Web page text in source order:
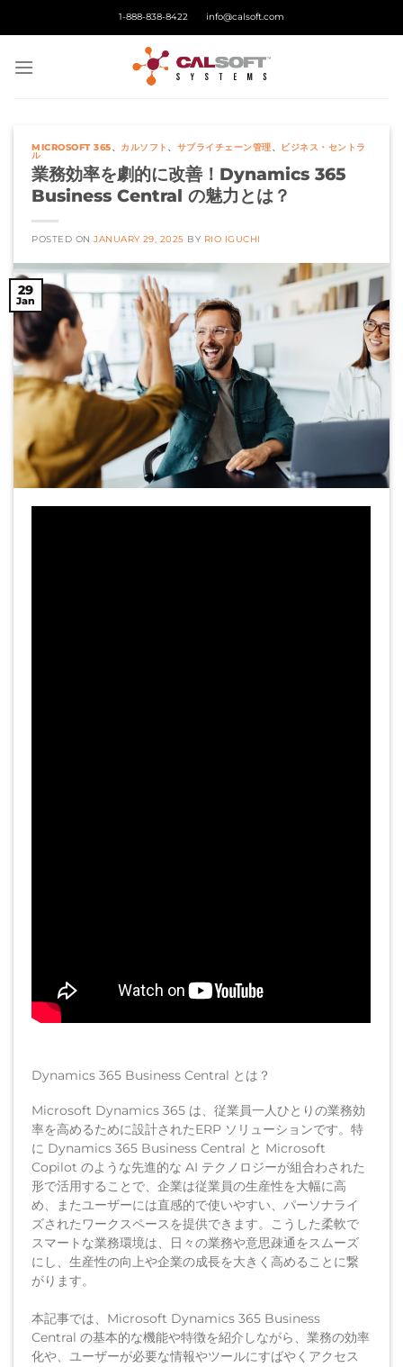
1-888-838-8422 info@calsoft.com
MICROSOFT 365、 カルソフト 、 サプライチェーン管理、
ビジネス・セントラ
ル
業務効率を劇的に改善！Dynamics 365
Business Central の魅力とは？
POSTED ONJANUARY 29, 2025 BY RIO IGUCHI
29
Jan
Dynamics 365 Business Central とは？
Microsoft Dynamics 365 は、従業員一人ひとりの業務効
率を高めるために設計されたERP ソリューションです。特
に Dynamics 365 Business Central と Microsoft
Copilot のような先進的な AI テクノロジーが組合わされた
形で活用することで、企業は従業員の生産性を大幅に高
め、またユーザーには直感的で使いやすい、パーソナライ
ズされたワークスペースを提供できます。こうした柔軟で
スマートな業務環境は、日々の業務や意思疎通をスムーズ
にし、生産性の向上や企業の成長を大きく高めることに繋
がります。
本記事では、Microsoft Dynamics 365 Business
Central の基本的な機能や特徴を紹介しながら、業務の効率
化や、ユーザーが必要な情報やツールにすばやくアクセス